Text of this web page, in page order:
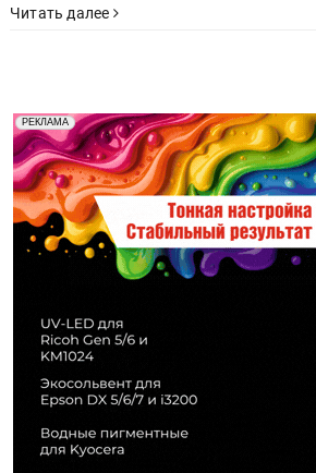
Читать далее
РЕКЛАМА
Реклама. Рекламодатель ООО "Передовые Системы
Печати" erid: 2SDnjd2d4Qz